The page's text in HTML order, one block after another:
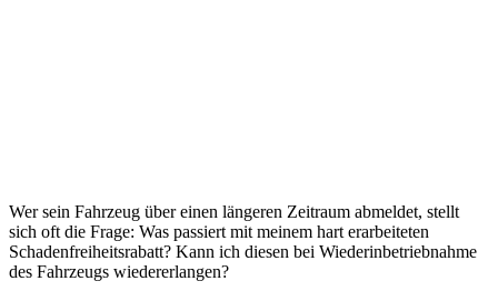
Wer sein Fahrzeug über einen längeren Zeitraum abmeldet, stellt
sich oft die Frage: Was passiert mit meinem hart erarbeiteten
Schadenfreiheitsrabatt? Kann ich diesen bei Wiederinbetriebnahme
des Fahrzeugs wiedererlangen?